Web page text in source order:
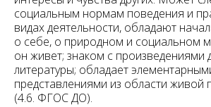
социальным нормам поведения и
видах деятельности, обладают
о себе, о природном и социальном
он живет; знаком с произведениями
литературы; обладает
представлениями из области живой
(4.6. ФГОС ДО).